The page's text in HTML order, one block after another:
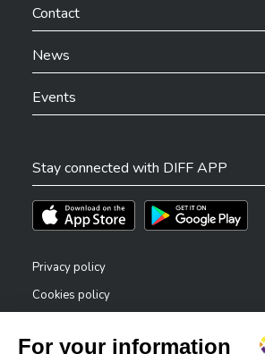
Contact
News
Events
Stay connected with DIFF APP
Téléchargez l'app sur l'App Store
Téléchargez l'app
Privacy policy
Cookies policy
Accessibility statement